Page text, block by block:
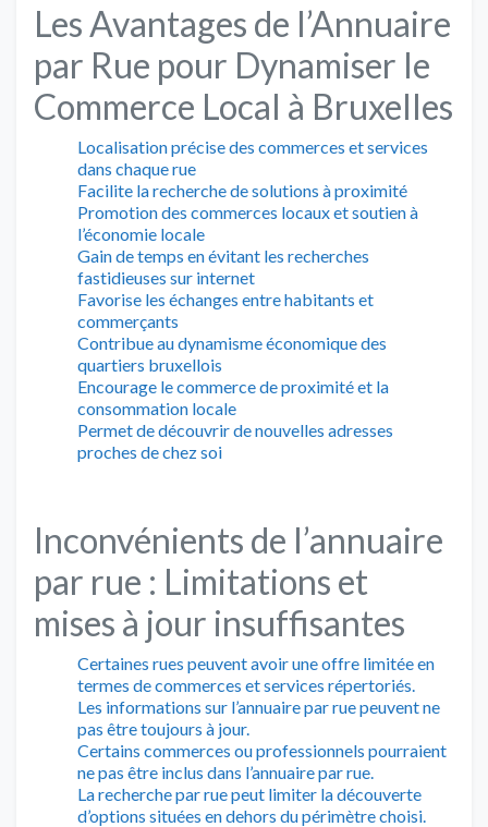
Les Avantages de l’Annuaire
par Rue pour Dynamiser le
Commerce Local à Bruxelles
Localisation précise des commerces et services
dans chaque rue
Facilite la recherche de solutions à proximité
Promotion des commerces locaux et soutien à
l’économie locale
Gain de temps en évitant les recherches
fastidieuses sur internet
Favorise les échanges entre habitants et
commerçants
Contribue au dynamisme économique des
quartiers bruxellois
Encourage le commerce de proximité et la
consommation locale
Permet de découvrir de nouvelles adresses
proches de chez soi
Inconvénients de l’annuaire
par rue : Limitations et
mises à jour insuffisantes
Certaines rues peuvent avoir une offre limitée en
termes de commerces et services répertoriés.
Les informations sur l’annuaire par rue peuvent ne
pas être toujours à jour.
Certains commerces ou professionnels pourraient
ne pas être inclus dans l’annuaire par rue.
La recherche par rue peut limiter la découverte
d’options situées en dehors du périmètre choisi.